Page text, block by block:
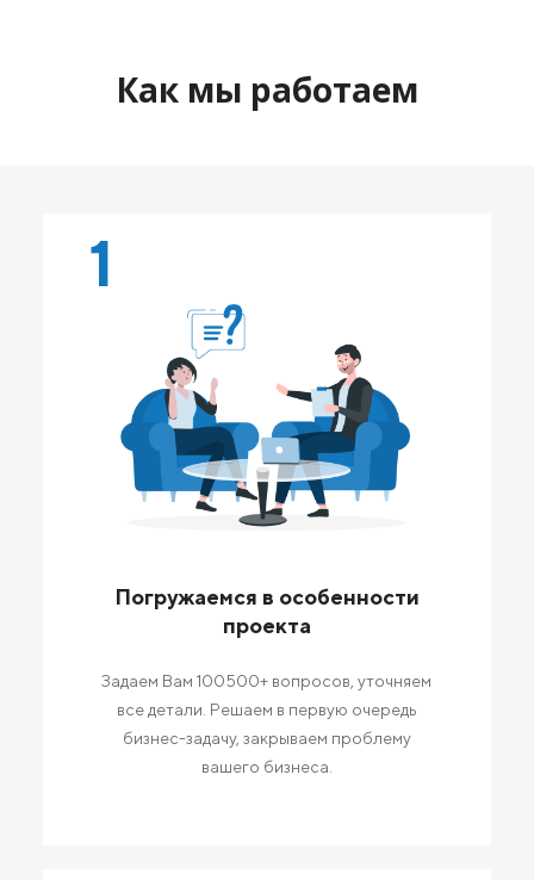
Как мы работаем
1
Погружаемся в особенности
проекта
Задаем Вам 100500+ вопросов, уточняем
все детали. Решаем в первую очередь
бизнес-задачу, закрываем проблему
вашего бизнеса.